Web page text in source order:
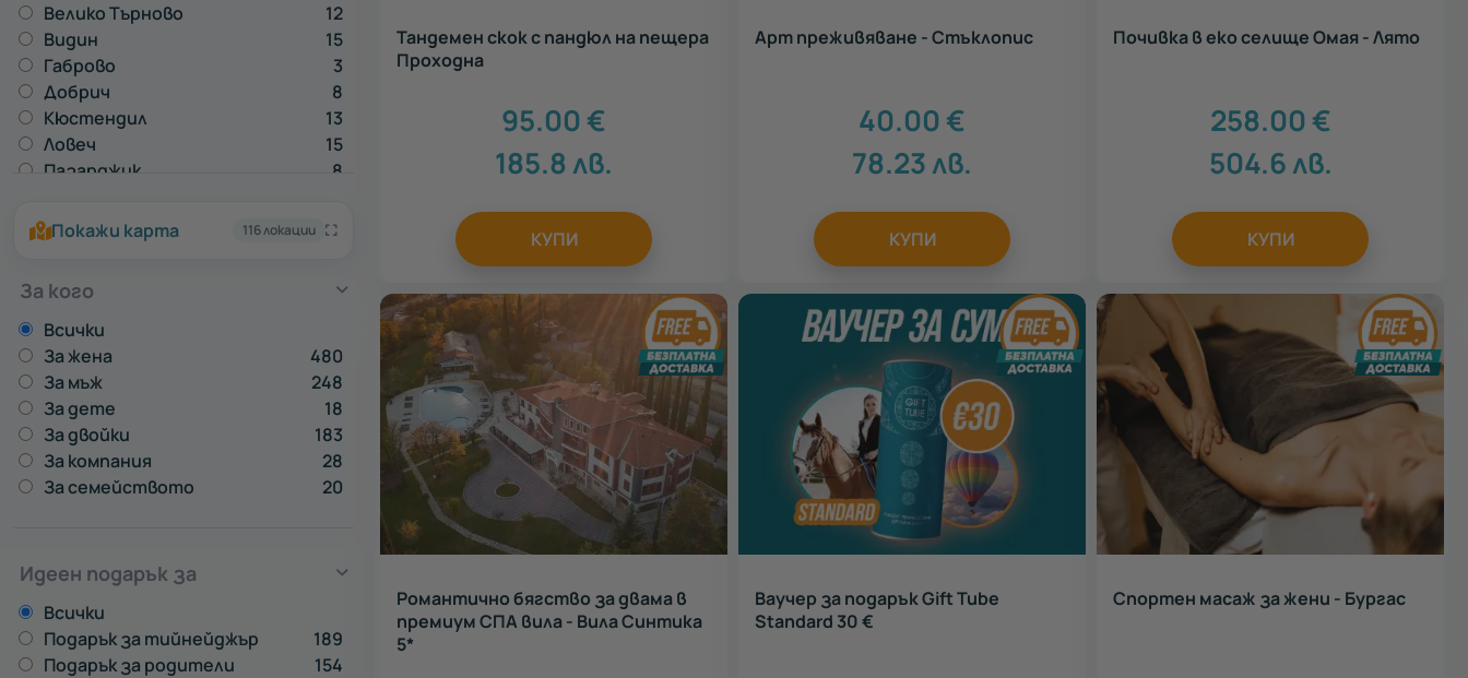
Велико Търново
12
Видин
15
Габрово
3
Добрич
8
Кюстендил
13
Ловеч
15
Пазарджик
8
Плевен
1
Силистра
Сливен
Смолян
8
Стара Загора
16
Търговище
2
Шумен
2
Покажи карта 116 локации
За кого
Всички
За жена
480
За мъж
248
За дете
18
За двойки
183
За компания
28
За семейството
20
Идеен подарък за
Всички
Подарък за тийнейджър
189
Подарък за родители
154
Тандемен скок с пандюл на пещера
Проходна
95.00€
185.8лв.
КУПИ
Арт преживяване - Стъклопис
40.00€
78.23лв.
КУПИ
Почивка в еко селище Омая - Лято
258.00€
504.6лв.
КУПИ
Романтично бягство за двама в
премиум СПА вила - Вила Синтика
5*
Ваучер за подарък Gift Tube
Standard 30 €
Спортен масаж за жени - Бургас